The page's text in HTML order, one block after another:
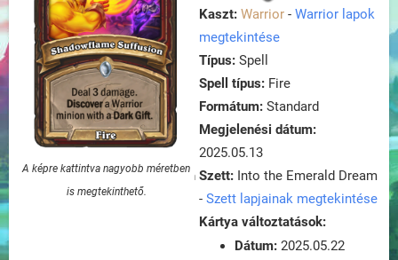
A képre kattintva nagyobb méretben
is megtekinthető.
Kaszt: Warrior - Warrior lapok
megtekintése
Típus: Spell
Spell típus: Fire
Formátum: Standard
Megjelenési dátum:
2025.05.13
Szett: Into the Emerald Dream
- Szett lapjainak megtekintése
Kártya változtatások:
Dátum: 2025.05.22